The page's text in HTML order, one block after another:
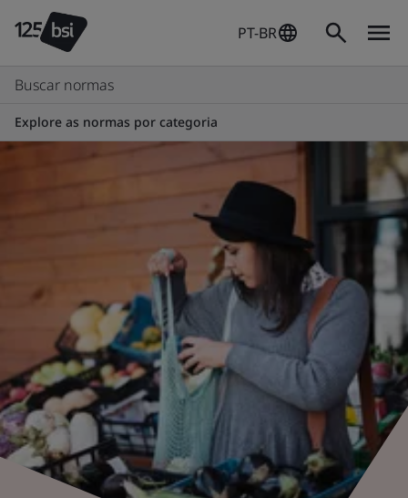
PT-BR
Buscar normas
Explore as normas por categoria